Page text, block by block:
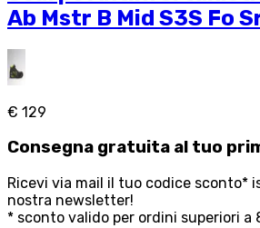
Ab Mstr B Mid S3S Fo
€ 129
Consegna gratuita al tuo
Ricevi via mail il tuo codice sconto*
nostra newsletter!
* sconto valido per ordini superiori a